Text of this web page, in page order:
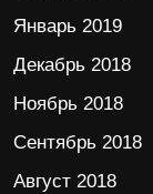
Январь 2019
Декабрь 2018
Ноябрь 2018
Сентябрь 2018
Август 2018